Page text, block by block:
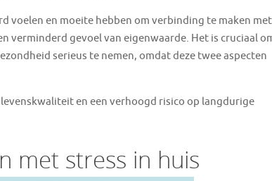
voelen en moeite hebben om verbinding te maken met
verminderd gevoel van eigenwaarde. Het is cruciaal
serieus te nemen, omdat deze twee aspecten
en een verhoogd risico op langdurige
met stress in huis